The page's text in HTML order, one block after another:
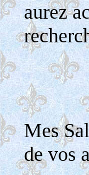
aurez
Mes
de vos